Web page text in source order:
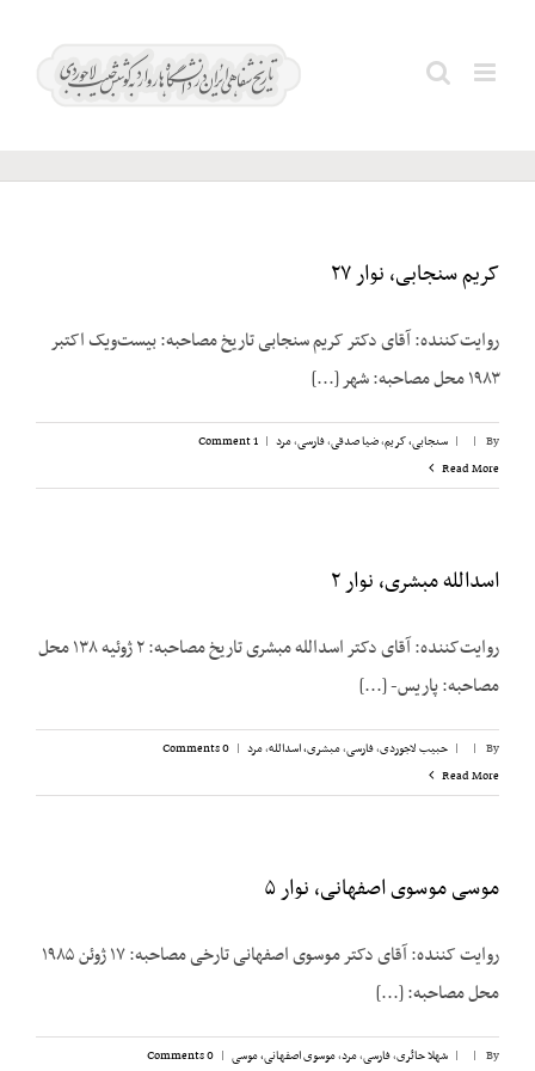
غفاری؛
کریم سنجابی، نوار ۲۷
روایت‌‌کننده: آقای دکتر کریم سنجابی تاریخ مصاحبه: بیست‌‌ویک اکتبر
۱۹۸۳ محل مصاحبه: شهر [...]
By
|
| سنجابی، کریم,ضیا صدقی,فارسی,مرد |
1 Comment
Read More
اسدالله مبشری، نوار ۲
روایت‌کننده: آقای دکتر اسدالله مبشری تاریخ مصاحبه: ۲ ژوئیه ۱۳۸ محل
مصاحبه: پاریس- [...]
By
|
| حبیب لاجوردی,فارسی,مبشری، اسدالله,مرد |
0 Comments
Read More
موسی موسوی اصفهانی، نوار ۵
روایت کننده: آقای دکتر موسوی اصفهانی تارخی مصاحبه‌: ۱۷ ژوئن ۱۹۸۵
محل مصاحبه‌: [...]
By
|
| شهلا حائری,فارسی,مرد,موسوی اصفهانی، موسی |
0 Comments